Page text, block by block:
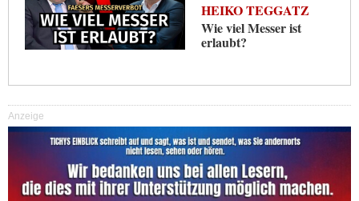
HEIKO TEGGATZ
Wie viel Messer ist
erlaubt?
Anzeige